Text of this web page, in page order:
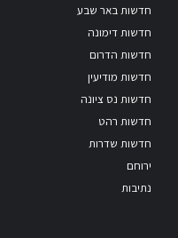
חדשות באר שבע
חדשות דימונה
חדשות הדרום
חדשות מודיעין
חדשות נס ציונה
חדשות רהט
חדשות שדרות
ירוחם
נתיבות